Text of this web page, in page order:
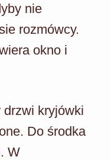
nie
rozmówcy.
okno i
kryjówki
Do środka
W